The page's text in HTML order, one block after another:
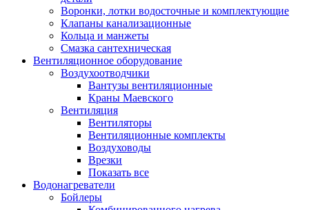
Воронки, лотки водосточные и комплектующие
Клапаны канализационные
Кольца и манжеты
Смазка сантехническая
Вентиляционное оборудование
Воздухоотводчики
Вантузы вентиляционные
Краны Маевского
Вентиляция
Вентиляторы
Вентиляционные комплекты
Воздуховоды
Врезки
Показать все
Водонагреватели
Бойлеры